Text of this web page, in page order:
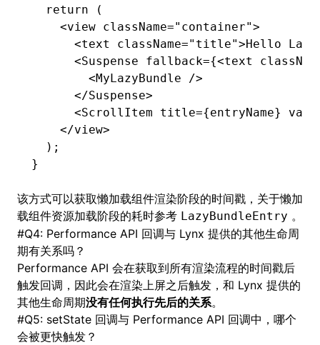
  return
(
    <
view className="container">
      <
text className="title">Hello
      <
Suspense fallback={<text
        <
MyLazyBundle
/>
      </
Suspense>
      <
ScrollItem title={entryName}
    </
view>
  );
}
该方式可以获取懒加载组件渲染阶段的时间戳，关于懒加
载组件资源加载阶段的耗时参考 LazyBundleEntry 。
#Q4: Performance API 回调与 Lynx 提供的其他生命周
期有关系吗？
Performance API 会在获取到所有渲染流程的时间戳后
触发回调，因此会在渲染上屏之后触发，和 Lynx 提供的
其他生命周期没有任何执行先后的关系。
#Q5: setState 回调与 Performance API 回调中，哪个
会被更快触发？